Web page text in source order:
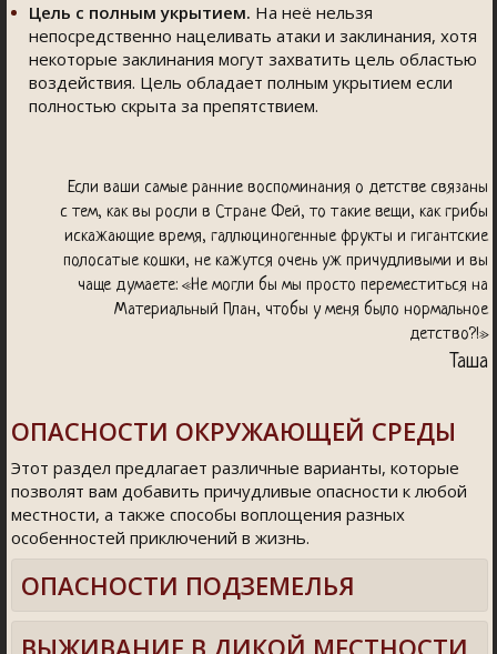
Цель с полным укрытием. На неё нельзя
непосредственно нацеливать атаки и заклинания, хотя
некоторые заклинания могут захватить цель областью
воздействия. Цель обладает полным укрытием если
полностью скрыта за препятствием.
Если ваши самые ранние воспоминания о детстве связаны
с тем, как вы росли в Стране Фей, то такие вещи, как грибы
искажающие время, галлюциногенные фрукты и гигантские
полосатые кошки, не кажутся очень уж причудливыми и вы
чаще думаете: «Не могли бы мы просто переместиться на
Материальный План, чтобы у меня было нормальное
детство?!»
Таша
ОПАСНОСТИ ОКРУЖАЮЩЕЙ СРЕДЫ
Этот раздел предлагает различные варианты, которые
позволят вам добавить причудливые опасности к любой
местности, а также способы воплощения разных
особенностей приключений в жизнь.
ОПАСНОСТИ ПОДЗЕМЕЛЬЯ
ВЫЖИВАНИЕ В ДИКОЙ МЕСТНОСТИ